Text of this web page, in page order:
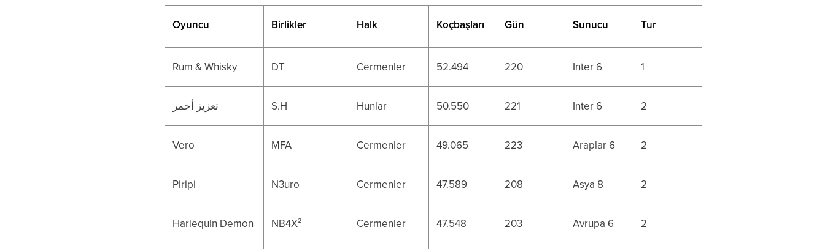
Oyuncu Birlikler Halk Koçbaşları Gün Sunucu Tur
Rum & Whisky DT Cermenler 52.494 220 Inter 6 1
تعزيز أحمر S.H Hunlar 50.550 221 Inter 6 2
Vero MFA Cermenler 49.065 223 Araplar 6 2
Piripi N3uro Cermenler 47.589 208 Asya 8 2
Harlequin Demon NB4X² Cermenler 47.548 203 Avrupa 6 2